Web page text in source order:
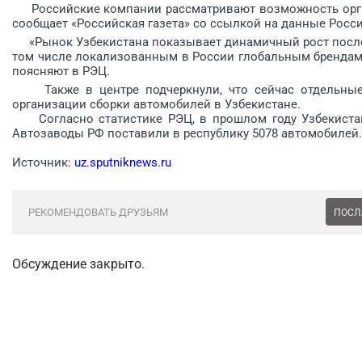
Российские компании рассматривают возможность
сообщает «Российская газета» со ссылкой на данные
«Рынок Узбекистана показывает динамичный рост
том числе локализованным в России глобальным
поясняют в РЭЦ.
Также в центре подчеркнули, что сейчас
организации сборки автомобилей в Узбекистане.
Согласно статистике РЭЦ, в прошлом году
Автозаводы РФ поставили в республику 5078 автомобилей.
Источник: uz.sputniknews.ru
РЕКОМЕНДОВАТЬ ДРУЗЬЯМ
Обсуждение закрыто.